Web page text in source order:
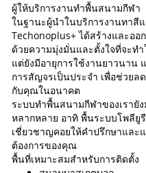
ผู้ให้บริการงานทำพื้นสนามกีฬา
ในฐานะผู้นำในบริการงานทาสี
Techonoplus+ ได้สร้างและอ
ด้วยความมุ่งมั่นและตั้งใจที่จะท
แต่ยังมีอายุการใช้งานยาวนาน
การสัญจรเป็นประจำ เพื่อช่วย
กับคุณในอนาคต
ระบบทำพื้นสนามกีฬาของเรายั
หลากหลาย อาทิ พื้นระบบโพลียู
เชี่ยวชาญคอยให้คำปรึกษาและ
ต้องการของคุณ
พื้นที่เหมาะสมสำหรับการติดตั้ง